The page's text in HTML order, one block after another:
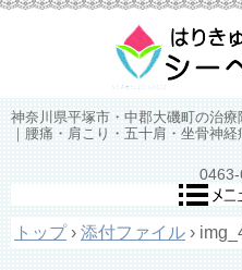
神奈川県平塚市・中郡大磯町の治
｜腰痛・肩こり・五十肩・坐骨神
トップ › 添付ファイル ›